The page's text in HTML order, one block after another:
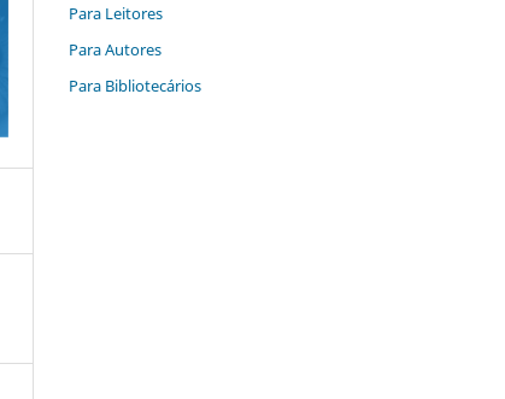
Para Leitores
Para Autores
Para Bibliotecários